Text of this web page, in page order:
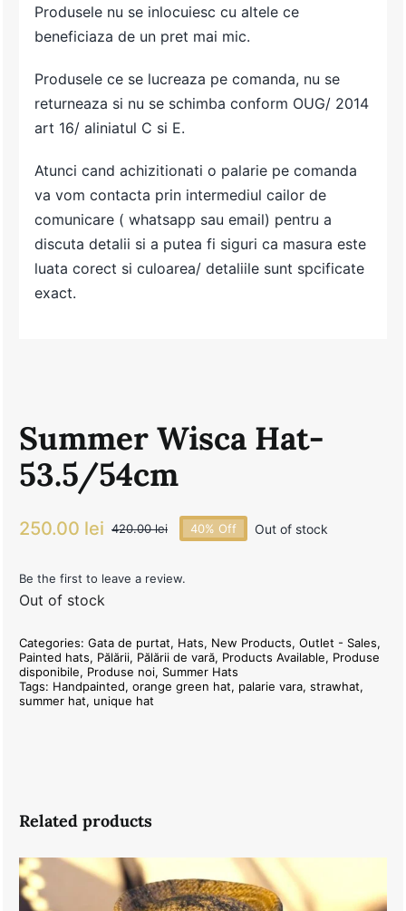
Produsele nu se inlocuiesc cu altele ce
beneficiaza de un pret mai mic.
Produsele ce se lucreaza pe comanda, nu se
returneaza si nu se schimba conform OUG/ 2014
art 16/ aliniatul C si E.
Atunci cand achizitionati o palarie pe comanda
va vom contacta prin intermediul cailor de
comunicare ( whatsapp sau email) pentru a
discuta detalii si a putea fi siguri ca masura este
luata corect si culoarea/ detaliile sunt spcificate
exact.
Summer Wisca Hat-
53.5/54cm
420.00leiOriginal
was:
250.00 lei
Current
is:
40% Off Out of stock
Be the first to leave a review.
Out of stock
Categories: Gata de purtat, Hats, New Products, Outlet - Sales,
Painted hats, Pălării, Pălării de vară, Products Available, Produse
disponibile, Produse noi, Summer Hats
Tags: Handpainted, orange green hat, palarie vara, strawhat,
summer hat, unique hat
Related products